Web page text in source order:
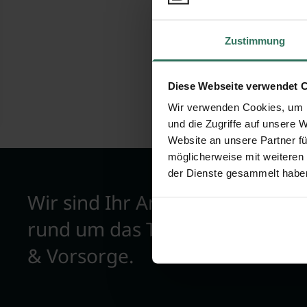
Zustimmung
Diese Webseite verwendet
Wir verwenden Cookies,
und die Zugriffe auf unsere
Website an unsere Partner
möglicherweise mit
der Dienste gesammelt
Wir sind Ihr Ansprechpartner
rund um das Thema Bestattung
& Vorsorge.